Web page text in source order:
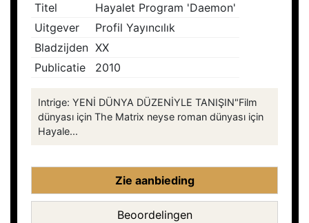
Titel
Hayalet Program 'Daemon'
Uitgever
Profil Yayıncılık
Bladzijden XX
Publicatie
2010
Intrige: YENİ DÜNYA DÜZENİYLE TANIŞIN"Film
dünyası için The Matrix neyse roman dünyası için
Hayale...
Zie aanbieding
Beoordelingen